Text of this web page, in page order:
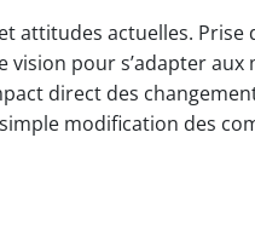
attitudes actuelles. Prise
pour s’adapter
direct des
modification des